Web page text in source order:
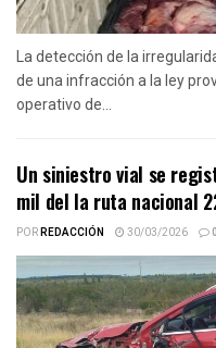
La detección de la
de una infracción a la ley
operativo de...
Un siniestro vial se
mil del la ruta nacional
PORREDACCIÓN 30/03/2026 0